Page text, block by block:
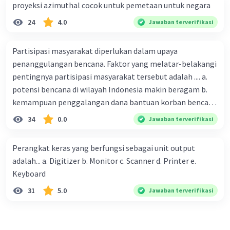
Fauna Sabana dan Savana:
: Seperti rusa, kerbau liar
Burung : Misalnya burung elang dan burung
pemangsa lainnya.
Beri Rating·0.0(0) Balas
proyeksi azimuthal cocok untuk pemetaan untuk negara
24 4.0 Jawaban terverifikasi
Partisipasi masyarakat diperlukan dalam upaya
penanggulangan bencana. Faktor yang melatar-belakangi
pentingnya partisipasi masyarakat tersebut adalah .... a.
potensi bencana di wilayah Indonesia makin beragam b.
kemampuan penggalangan dana bantuan korban bencana
makin tinggi c. pemahaman pendidikan kebencanaan
kepada masyarakat masih rendah d. masyarakat
bencana e. kepercayaan pemerintah bahwa masyarakat
mampu mengatasi bencana
34 0.0 Jawaban terverifikasi
Perangkat keras yang berfungsi sebagai unit output
adalah... a. Digitizer b. Monitor c. Scanner d. Printer e.
Keyboard
31 5.0 Jawaban terverifikasi